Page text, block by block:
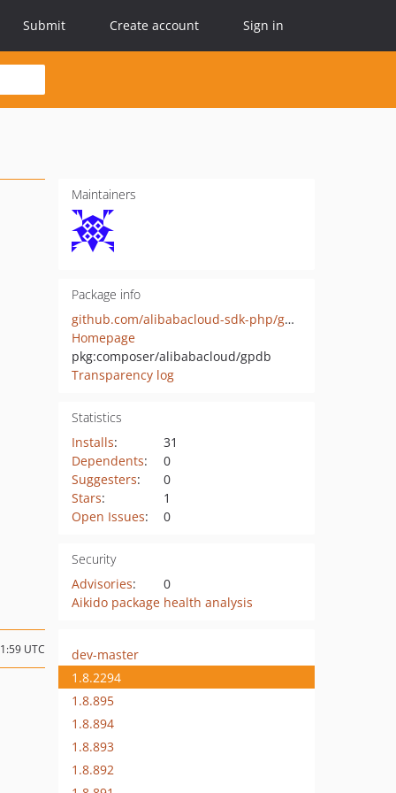
Submit Create account Sign in
Maintainers
Package info
github.com/alibabacloud-sdk-php/gpdb
Homepage
pkg:composer/alibabacloud/gpdb
Transparency log
Statistics
Installs:
31
Dependents:
0
Suggesters:
0
Stars:
1
Open Issues: 0
Security
Advisories:
0
Aikido package health analysis
UTC
dev-master
1.8.2294
1.8.895
1.8.894
1.8.893
1.8.892